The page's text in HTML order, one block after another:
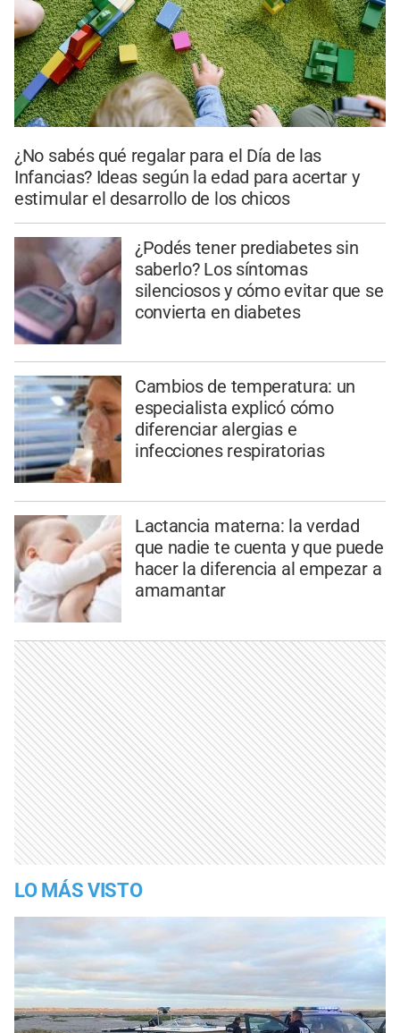
¿No sabés qué regalar para el Día de las
Infancias? Ideas según la edad para acertar y
estimular el desarrollo de los chicos
¿Podés tener prediabetes sin
saberlo? Los síntomas
silenciosos y cómo evitar que se
convierta en diabetes
Cambios de temperatura: un
especialista explicó cómo
diferenciar alergias e
infecciones respiratorias
Lactancia materna: la verdad
que nadie te cuenta y que puede
hacer la diferencia al empezar a
amamantar
LO MÁS VISTO